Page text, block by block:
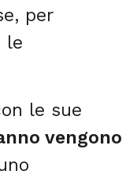
per
le
le sue
vengono